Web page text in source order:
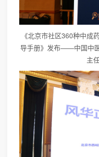
《北京市社区360种中成
导手册》发布——中国中
主